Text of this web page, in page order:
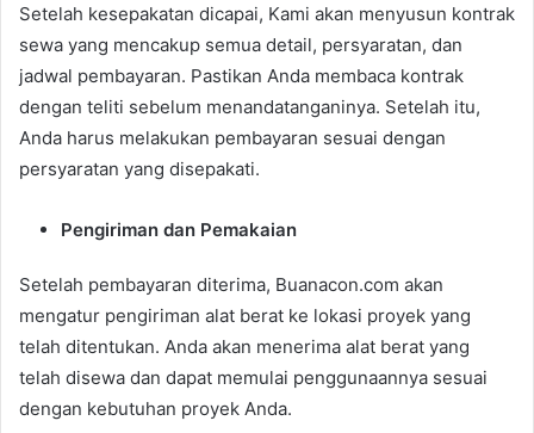
Setelah kesepakatan dicapai, Kami akan menyusun kontrak
sewa yang mencakup semua detail, persyaratan, dan
jadwal pembayaran. Pastikan Anda membaca kontrak
dengan teliti sebelum menandatanganinya. Setelah itu,
Anda harus melakukan pembayaran sesuai dengan
persyaratan yang disepakati.
Pengiriman dan Pemakaian
Setelah pembayaran diterima, Buanacon.com akan
mengatur pengiriman alat berat ke lokasi proyek yang
telah ditentukan. Anda akan menerima alat berat yang
telah disewa dan dapat memulai penggunaannya sesuai
dengan kebutuhan proyek Anda.